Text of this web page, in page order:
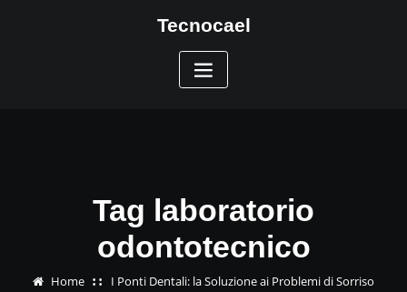
Tecnocael
Tag laboratorio
odontotecnico
Home I Ponti Dentali: la Soluzione ai Problemi di Sorriso